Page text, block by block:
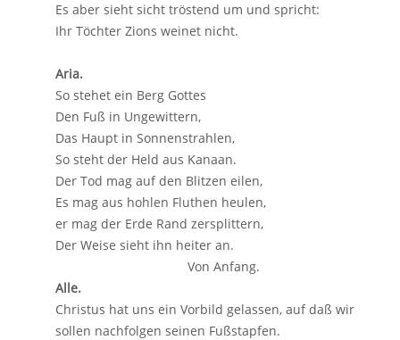
Es aber sieht sicht tröstend um und spricht:
Ihr Töchter Zions weinet nicht.
Aria.
So stehet ein Berg Gottes
Den Fuß in Ungewittern,
Das Haupt in Sonnenstrahlen,
So steht der Held aus Kanaan.
Der Tod mag auf den Blitzen eilen,
Es mag aus hohlen Fluthen heulen,
er mag der Erde Rand zersplittern,
Der Weise sieht ihn heiter an.
Von Anfang.
Alle.
Christus hat uns ein Vorbild gelassen, auf daß wir
sollen nachfolgen seinen Fußstapfen.